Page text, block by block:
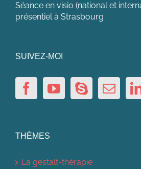
Séance en visio (national et
présentiel à Strasbourg
SUIVEZ-MOI
THÈMES
La gestalt-thérapie